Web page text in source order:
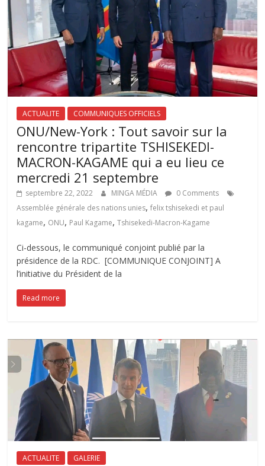
ACTUALITE COMMUNIQUES OFFICIELS
ONU/New-York : Tout savoir sur la
rencontre tripartite TSHISEKEDI-
MACRON-KAGAME qui a eu lieu ce
mercredi 21 septembre
septembre 22, 2022 MINGA MÉDIA
0 Comments
Assemblée générale des nations unies,felix tshisekedi et paul
kagame, ONU, Paul Kagame,Tshisekedi-Macron-Kagame
Ci-dessous, le communiqué conjoint publié par la
présidence de la RDC. [COMMUNIQUE CONJOINT] A
l’initiative du Président de la
Read more
ACTUALITE GALERIE